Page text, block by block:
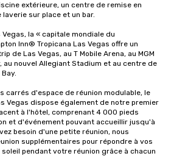
extérieure, un centre de remise en
sur place et un bar.
la « capitale mondiale du
Inn® Tropicana Las Vegas offre un
de Las Vegas, au T Mobile Arena, au MGM
au nouvel Allegiant Stadium et au centre de
carrés d'espace de réunion modulable, le
Vegas dispose également de notre premier
à l'hôtel, comprenant 4 000 pieds
et d'événement pouvant accueillir jusqu'à
besoin d'une petite réunion, nous
supplémentaires pour répondre à vos
pendant votre réunion grâce à chacun